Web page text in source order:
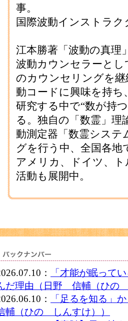
事。
国際波動インストラ
江本勝著「波動の真理
波動カウンセラーと
のカウンセリングを継
動コードに興味を持ち
研究する中で“数が持
る。独自の「数霊」
動測定器「数霊シス
グを行う中、全国各地
アメリカ、ドイツ、
活動も展開中。
：
「才能が眠って
だ理由（日野 信輔（ひの
：
「足るを知る」
輔（ひの しんすけ））